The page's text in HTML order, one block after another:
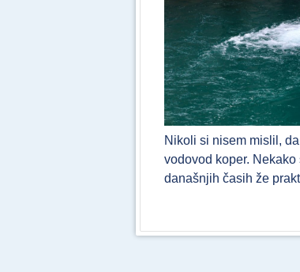
Nikoli si nisem mislil,
vodovod koper.
današnjih časih že